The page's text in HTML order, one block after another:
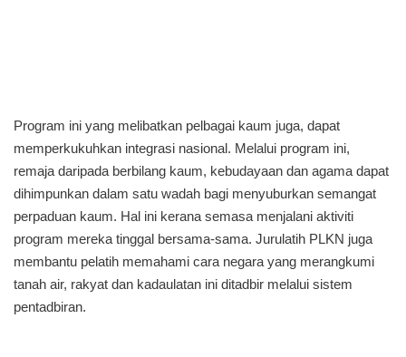
Program ini yang melibatkan pelbagai kaum juga, dapat
memperkukuhkan integrasi nasional. Melalui program ini,
remaja daripada berbilang kaum, kebudayaan dan agama dapat
dihimpunkan dalam satu wadah bagi menyuburkan semangat
perpaduan kaum. Hal ini kerana semasa menjalani aktiviti
program mereka tinggal bersama-sama. Jurulatih PLKN juga
membantu pelatih memahami cara negara yang merangkumi
tanah air, rakyat dan kadaulatan ini ditadbir melalui sistem
pentadbiran.